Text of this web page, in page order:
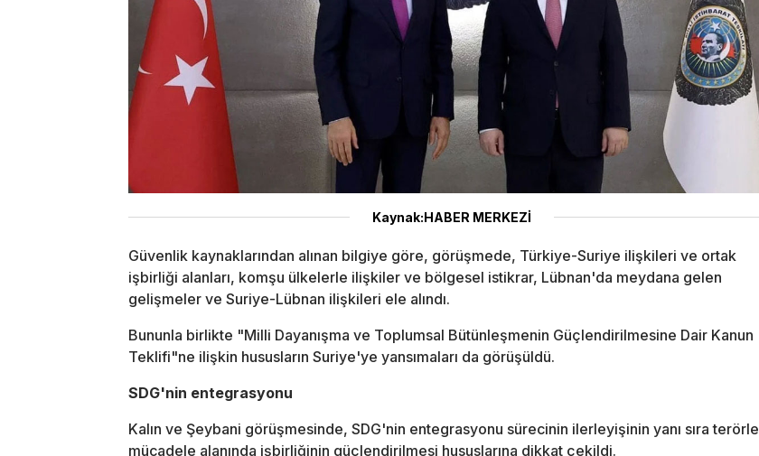
Kaynak:HABER MERKEZİ
Güvenlik kaynaklarından alınan bilgiye göre, görüşmede, Türkiye-Suriye ilişkileri ve ortak
işbirliği alanları, komşu ülkelerle ilişkiler ve bölgesel istikrar, Lübnan'da meydana gelen
gelişmeler ve Suriye-Lübnan ilişkileri ele alındı.
Bununla birlikte "Milli Dayanışma ve Toplumsal Bütünleşmenin Güçlendirilmesine Dair Kanun
Teklifi"ne ilişkin hususların Suriye'ye yansımaları da görüşüldü.
SDG'nin entegrasyonu
Kalın ve Şeybani görüşmesinde, SDG'nin entegrasyonu sürecinin ilerleyişinin yanı sıra terörle
mücadele alanında işbirliğinin güçlendirilmesi hususlarına dikkat çekildi.